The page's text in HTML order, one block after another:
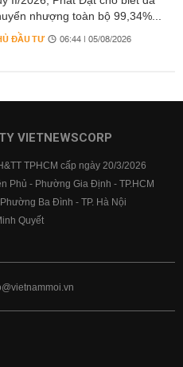
nhượng toàn bộ 99,34%...
ĐẦU TƯ 06:44 | 05/08/2026
VIETNEWSCORP
TPHCM cấp ngày 20/3/2026
Phủ - Phường Gia Định - TP.HCM
Ba Đình - TP. Hà Nội
Quyết